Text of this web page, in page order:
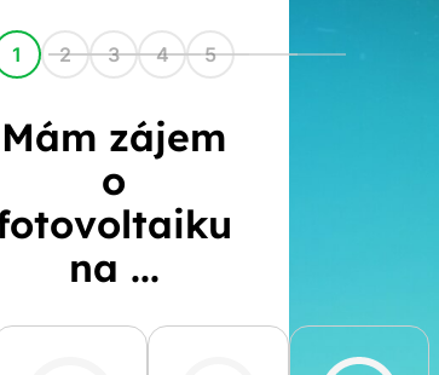
1 2 3 4 5
Mám zájem
o
na ...
Jiná